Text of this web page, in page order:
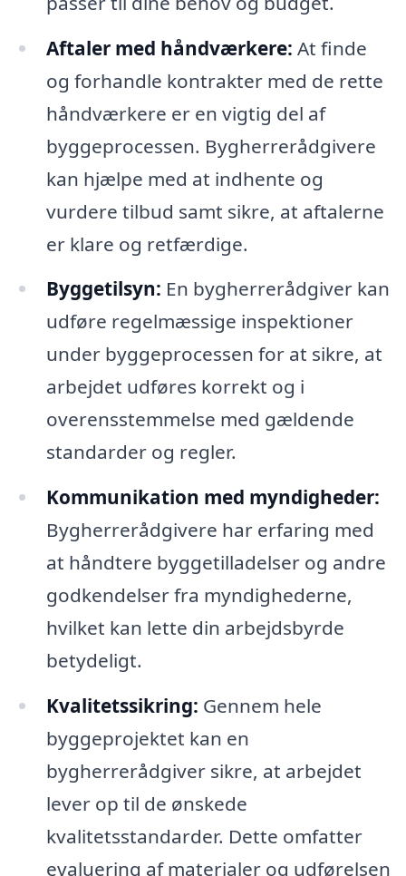
Aftaler med håndværkere: At finde
og forhandle kontrakter med de rette
håndværkere er en vigtig del af
byggeprocessen. Bygherrerådgivere
kan hjælpe med at indhente og
vurdere tilbud samt sikre, at aftalerne
er klare og retfærdige.
Byggetilsyn: En bygherrerådgiver kan
udføre regelmæssige inspektioner
under byggeprocessen for at sikre, at
arbejdet udføres korrekt og i
overensstemmelse med gældende
standarder og regler.
Kommunikation med myndigheder:
Bygherrerådgivere har erfaring med
at håndtere byggetilladelser og andre
godkendelser fra myndighederne,
hvilket kan lette din arbejdsbyrde
betydeligt.
Kvalitetssikring: Gennem hele
byggeprojektet kan en
bygherrerådgiver sikre, at arbejdet
lever op til de ønskede
kvalitetsstandarder. Dette omfatter
evaluering af materialer og udførelsen